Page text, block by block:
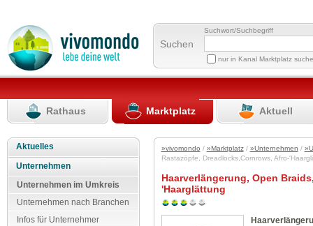
Suchen
Suchwort/Suchbegriff
nur in Kanal Marktplatz
Rathaus Marktplatz Aktuell
Aktuelles
Unternehmen
Unternehmen im Umkreis
Unternehmen nach Branchen
Infos für Unternehmer
»vivomondo / »Marktplatz/ »Unternehmen /
Rastazöpfe, Dreadlocks,Cornrows, Afro-
Haarverlängerung, Open
'Haarglättung